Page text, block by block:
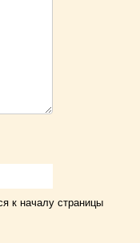
к началу страницы